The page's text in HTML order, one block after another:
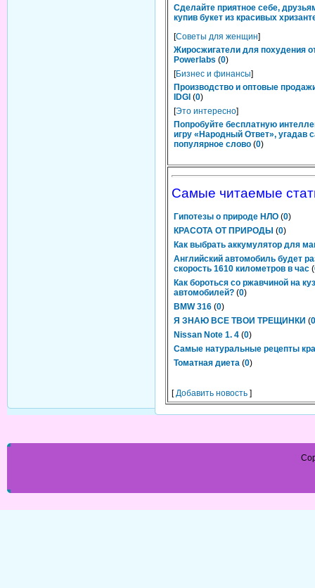
Сделайте приятное себе,
купив букет из красивых
[Советы для женщин]
Жиросжигатели для похудения
Powerlabs (0)
[Бизнес и финансы]
Производство и оптовые
IDGI (0)
[Это интересно]
Попробуйте бесплатную
игру «Народный Ответ», угадав
популярное слово (0)
Самые читаемые
Гипотезы о природе НЛО (0)
КРАСОТА ОТ ПРИРОДЫ (0)
Как выбрать аккумулятор для
Английский автомобиль будет
cкорость 1610 километров в час (
Как бороться со ржавчиной на
автомобилей? (0)
BMW 316 (0)
Я ЗНАЮ ВСЕ ТВОИ ТРЕЩИНКИ (0
Nissan Note 1. 4 (0)
Самые натуральные рецепты
Томатная диета (0)
[Добавить новость ]